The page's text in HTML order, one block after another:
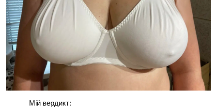
Мій вердикт: